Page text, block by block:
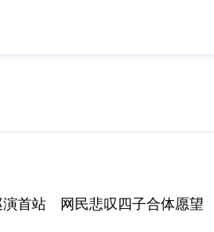
演首站 网民悲叹四子合体愿望